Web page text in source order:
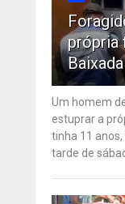
própria
Baixada
Um homem
estuprar a
tinha 11
tarde de